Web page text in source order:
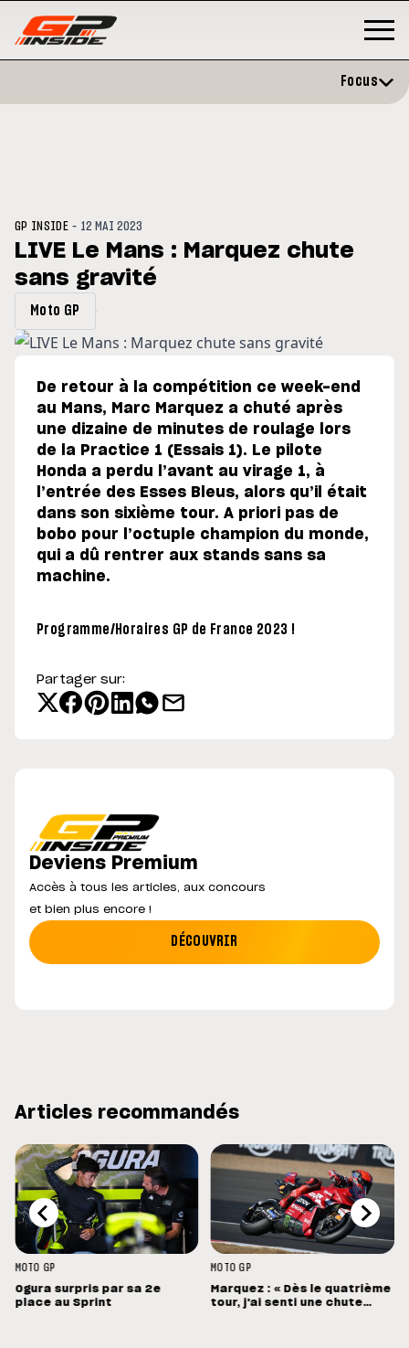
du GP de Grande-
Focus
GP INSIDE - 12 MAI 2023
LIVE Le Mans : Marquez chute
sans gravité
Moto GP
De retour à la compétition ce week-end
au Mans, Marc Marquez a chuté après
une dizaine de minutes de roulage lors
de la Practice 1 (Essais 1). Le pilote
Honda a perdu l’avant au virage 1, à
l’entrée des Esses Bleus, alors qu’il était
dans son sixième tour. A priori pas de
bobo pour l’octuple champion du monde,
qui a dû rentrer aux stands sans sa
machine.
Programme/Horaires GP de France 2023 !
Partager sur:
Deviens Premium
Accès à tous les articles, aux concours
et bien plus encore !
DÉCOUVRIR
Articles recommandés
MOTO GP
Ogura surpris par sa 2e
place au Sprint
MOTO GP
Marquez : « Dès le quatrième
tour, j'ai senti une chute